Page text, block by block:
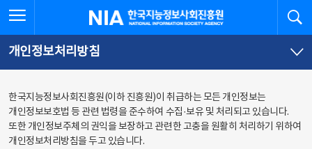
바로가기
바로가기
한국지능정보사회진흥원
개인정보처리방침
한국지능정보사회진흥원(이하 진흥원)이 취급하는 모든 개인정보는
개인정보보호법 등 관련 법령을 준수하여 수집·보유 및 처리되고 있습니다.
또한 개인정보주체의 권익을 보장하고 관련한 고충을 원활히 처리하기 위하여
개인정보처리방침을 두고 있습니다.